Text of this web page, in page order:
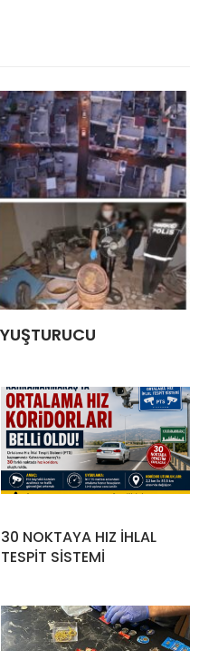
30 NOKTAYA HIZ İHLAL
TESPİT SİSTEMİ